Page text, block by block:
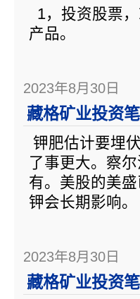
1，投资股票
产品。
2023年8月30日
藏格矿业投资
钾肥估计要埋
了事更大。察
有。美股的美
钾会长期影响
2023年8月30日
藏格矿业投资